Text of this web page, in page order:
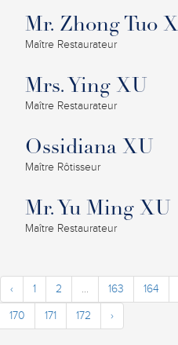
Mr. Zhong Tuo
Maître Restaurateur
Mrs. Ying XU
Maître Restaurateur
Ossidiana XU
Maître Rôtisseur
Mr. Yu Ming XU
Maître Restaurateur
‹ 1 2 ... 163 164
170
171 172 ›